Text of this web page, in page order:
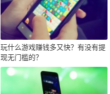
玩什么游戏赚钱多又快？有没有提
现无门槛的？